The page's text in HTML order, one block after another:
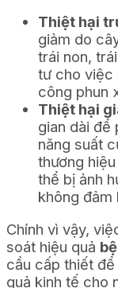
Thiệt hại
giảm do
trái non,
tư cho việc
công phun
Thiệt hại
gian dài để
năng suất
thương
thể bị ảnh
không đảm
Chính vì vậy,
soát hiệu quả
cầu cấp thiết để
quả kinh tế cho